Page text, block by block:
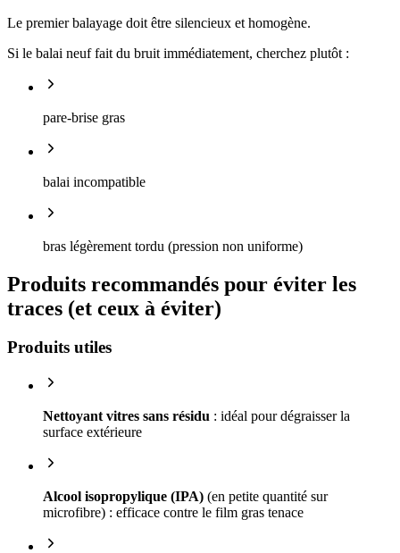
Le premier balayage doit être silencieux et homogène.
Si le balai neuf fait du bruit immédiatement, cherchez plutôt :
pare-brise gras
balai incompatible
bras légèrement tordu (pression non uniforme)
Produits recommandés pour éviter les
traces (et ceux à éviter)
Produits utiles
Nettoyant vitres sans résidu : idéal pour dégraisser la
surface extérieure
Alcool isopropylique (IPA) (en petite quantité sur
microfibre) : efficace contre le film gras tenace